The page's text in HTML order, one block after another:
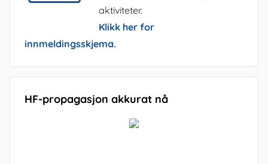
aktiviteter.
Klikk her for
innmeldingsskjema.
HF-propagasjon akkurat nå